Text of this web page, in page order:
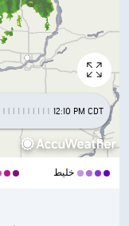
12:10 PM CDT
خليط